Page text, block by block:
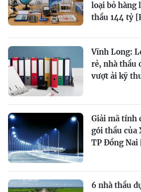
loại bỏ hàng
thầu 144 tỷ
Vĩnh Long:
rẻ, nhà thầu
vượt ải kỹ
Giải mã tính
gói thầu của
TP Đồng Nai
6 nhà thầu